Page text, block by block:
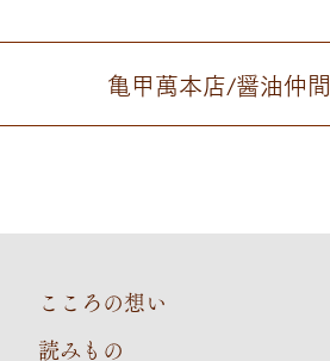
亀甲萬本店/醤油仲間
こころの想い
読みもの